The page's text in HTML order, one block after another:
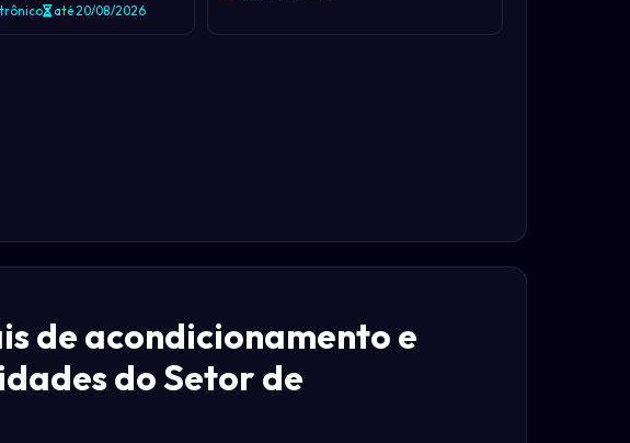
até 20/08/2026
de acondicionamento e
do Setor de